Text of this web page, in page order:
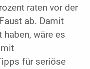
raten vor der
ab. Damit
haben, wäre es
für seriöse